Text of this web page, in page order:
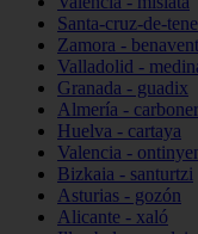
Santa-cruz-de-
Zamora -
Valladolid -
Granada - guadix
Almería -
Huelva - cartaya
Valencia -
Bizkaia - santurtzi
Asturias - gozón
Alicante - xaló